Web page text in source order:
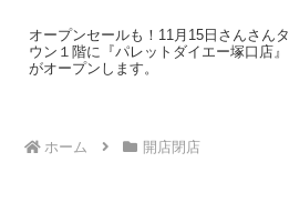
オープンセールも！11月15日さんさんタ
ウン１階に『パレットダイエー塚口店』
がオープンします。
ホーム 開店閉店